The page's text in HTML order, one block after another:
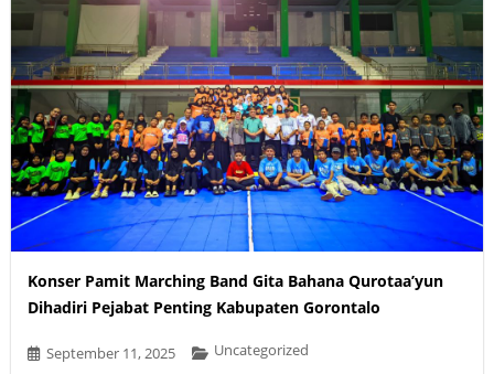
Konser Pamit Marching Band Gita Bahana Qurotaa’yun
Dihadiri Pejabat Penting Kabupaten Gorontalo
September 11, 2025 Uncategorized